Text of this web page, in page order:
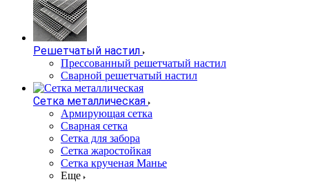
Решетчатый настил
Прессованный решетчатый настил
Сварной решетчатый настил
Сетка металлическая
Армирующая сетка
Сварная сетка
Сетка для забора
Сетка жаростойкая
Сетка крученая Манье
Еще